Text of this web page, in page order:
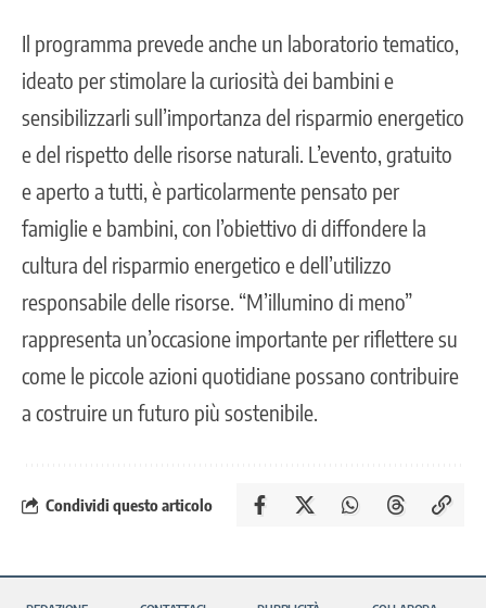
Il programma prevede anche un laboratorio tematico,
ideato per stimolare la curiosità dei bambini e
sensibilizzarli sull’importanza del risparmio energetico
e del rispetto delle risorse naturali. L’evento, gratuito
e aperto a tutti, è particolarmente pensato per
famiglie e bambini, con l’obiettivo di diffondere la
cultura del risparmio energetico e dell’utilizzo
responsabile delle risorse. “M’illumino di meno”
rappresenta un’occasione importante per riflettere su
come le piccole azioni quotidiane possano contribuire
a costruire un futuro più sostenibile.
Condividi questo articolo